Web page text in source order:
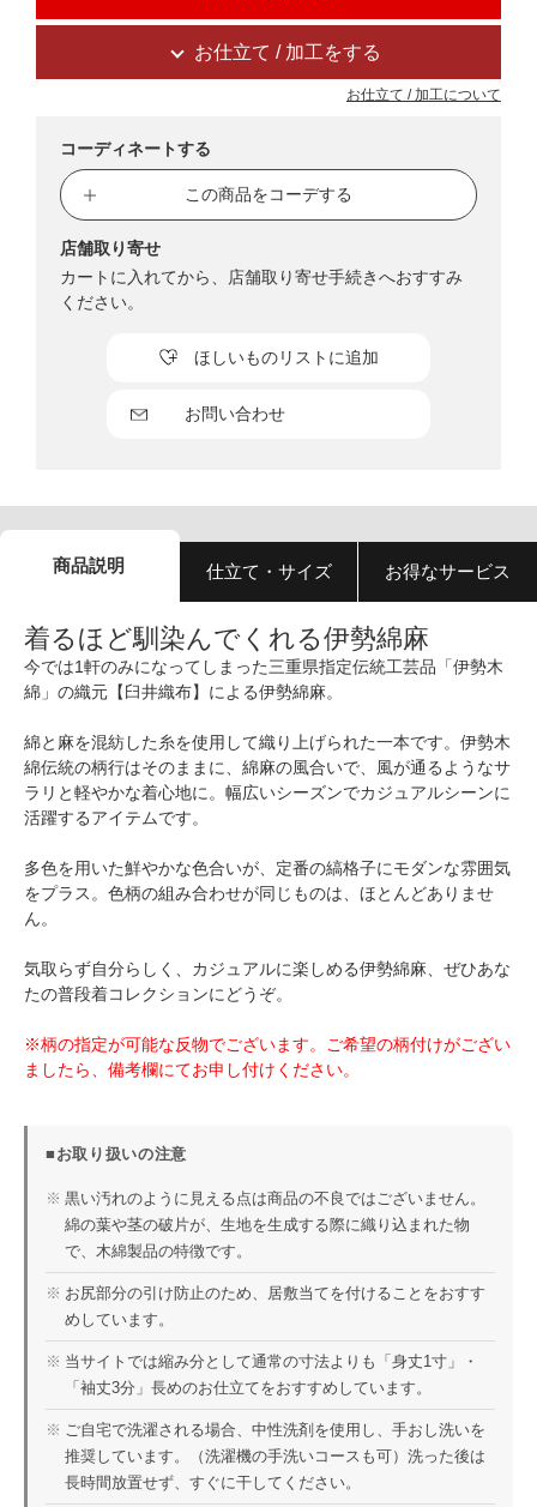
お仕立て / 加工をする
お仕立て / 加工について
コーディネートする
この商品をコーデする
お問い合わせ
ほしいものリストに追加
店舗取り寄せ
カートに入れてから、店舗取り寄せ手続きへおすすみ
ください。
商品説明 仕立て・サイズ お得なサービス
着るほど馴染んでくれる伊勢綿麻
今では1軒のみになってしまった三重県指定伝統工芸品「伊勢木
綿」の織元【臼井織布】による伊勢綿麻。
綿と麻を混紡した糸を使用して織り上げられた一本です。伊勢木
綿伝統の柄行はそのままに、綿麻の風合いで、風が通るようなサ
ラリと軽やかな着心地に。幅広いシーズンでカジュアルシーンに
活躍するアイテムです。
多色を用いた鮮やかな色合いが、定番の縞格子にモダンな雰囲気
をプラス。色柄の組み合わせが同じものは、ほとんどありませ
ん。
気取らず自分らしく、カジュアルに楽しめる伊勢綿麻、ぜひあな
たの普段着コレクションにどうぞ。
※柄の指定が可能な反物でございます。ご希望の柄付けがござい
ましたら、備考欄にてお申し付けください。
■お取り扱いの注意
※ 黒い汚れのように見える点は商品の不良ではございません。
綿の葉や茎の破片が、生地を生成する際に織り込まれた物
で、木綿製品の特徴です。
※ お尻部分の引け防止のため、居敷当てを付けることをおすす
めしています。
※ 当サイトでは縮み分として通常の寸法よりも「身丈1寸」・
「袖丈3分」長めのお仕立てをおすすめしています。
※ ご自宅で洗濯される場合、中性洗剤を使用し、手おし洗いを
推奨しています。（洗濯機の手洗いコースも可）洗った後は
長時間放置せず、すぐに干してください。